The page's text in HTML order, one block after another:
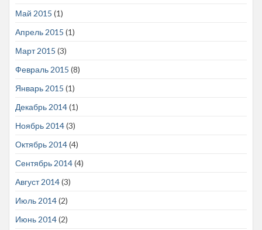
Май 2015 (1)
Апрель 2015 (1)
Март 2015 (3)
Февраль 2015 (8)
Январь 2015 (1)
Декабрь 2014(1)
Ноябрь 2014(3)
Октябрь 2014(4)
Сентябрь 2014(4)
Август 2014(3)
Июль 2014(2)
Июнь 2014(2)